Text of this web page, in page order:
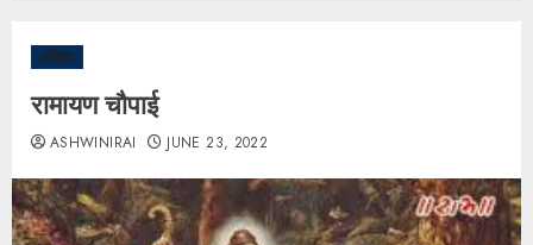
कविता
रामायण चौपाई
ASHWINIRAI JUNE 23, 2022